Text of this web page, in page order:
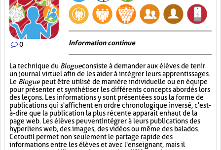
0 Information continue
La technique du Blogueconsiste à demander aux élèves de tenir
un journal virtuel afin de les aider à intégrer leurs apprentissages.
Le Bloguepeut être utilisé de manière individuelle ou en équipe
pour présenter et synthétiser les différents concepts abordés lors
des leçons. Les informations y sont présentées sous la forme de
publications qui s'affichent en ordre chronologique inversé, c'est-
à-dire que la publication la plus récente apparaît en haut de la
page web. Les élèves peuvent intégrer à leurs publications des
hyperliens web, des images, des vidéos ou même des balados.
Cet outil permet non seulement le partage rapide des
informations entre les élèves et avec l'enseignant, mais il